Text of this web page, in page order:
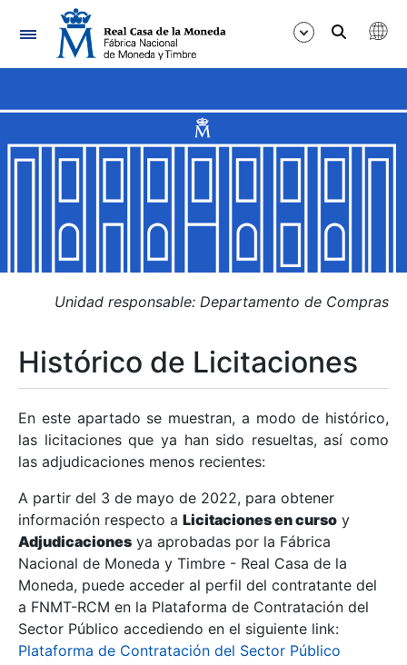
Navegación
Mostrar/Ocultar
Mostrar/Ocultar
Mostrar/Ocultar
Mostrar/Ocultar
Mostrar/Ocultar
Mostrar/Ocultar
Unidad responsable: Departamento de Compras
Histórico de Licitaciones
En este apartado se muestran, a modo de histórico,
las licitaciones que ya han sido resueltas, así como
las adjudicaciones menos recientes:
A partir del 3 de mayo de 2022, para obtener
información respecto a Licitaciones en curso y
Adjudicaciones ya aprobadas por la Fábrica
Nacional de Moneda y Timbre - Real Casa de la
Moneda, puede acceder al perfil del contratante del
a FNMT-RCM en la Plataforma de Contratación del
Sector Público accediendo en el siguiente link:
Plataforma de Contratación del Sector Público